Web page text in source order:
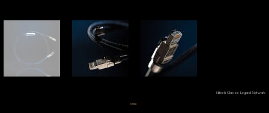
Siltech Classic Legend Network
מחיר
‏0.00 ‏₪